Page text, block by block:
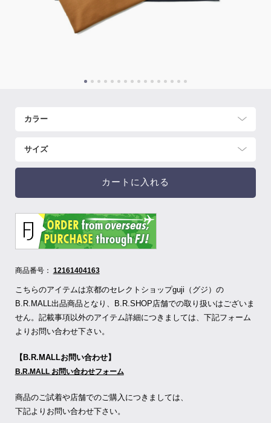
カートに入れる
商品番号： 12161404163
こちらのアイテムは京都のセレクトショップguji（グジ）の
B.R.MALL出品商品となり、B.R.SHOP店舗での取り扱いはございま
せん。記載事項以外のアイテム詳細につきましては、下記フォーム
よりお問い合わせ下さい。
【B.R.MALLお問い合わせ】
B.R.MALL お問い合わせフォーム
商品のご試着や店舗でのご購入につきましては、
下記よりお問い合わせ下さい。